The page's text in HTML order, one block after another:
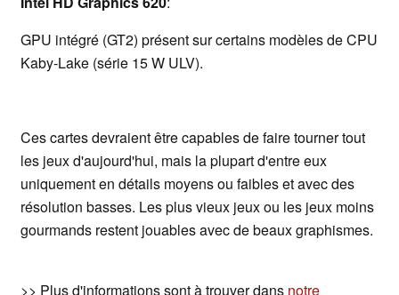
GPU intégré (GT2) présent sur certains modèles de CPU
Kaby-Lake (série 15 W ULV).
Ces cartes devraient être capables de faire tourner tout
les jeux d'aujourd'hui, mais la plupart d'entre eux
uniquement en détails moyens ou faibles et avec des
résolution basses. Les plus vieux jeux ou les jeux moins
gourmands restent jouables avec de beaux graphismes.
>> Plus d'informations sont à trouver dans notre